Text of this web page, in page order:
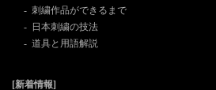
刺繍作品ができるまで
日本刺繍の技法
道具と用語解説
[新着情報]